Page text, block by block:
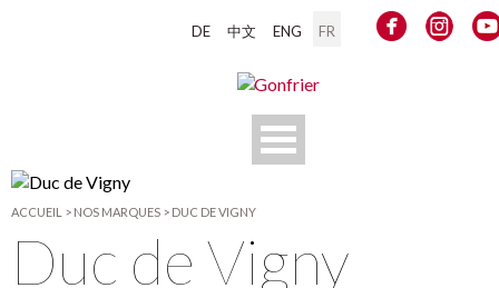
DE 中文 ENG FR
ACCUEIL > NOS MARQUES > DUC DE VIGNY
Duc de Vigny